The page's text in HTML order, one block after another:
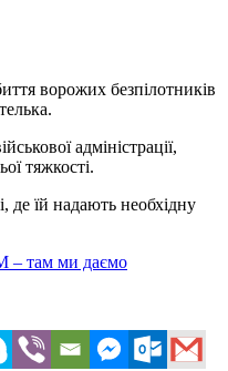
ворожих безпілотників
адміністрації,
тяжкості.
де їй надають необхідну
там ми даємо